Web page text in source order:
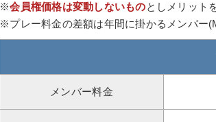
※会員権価格は変動しないものとしメリット
※プレー料金の差額は年間に掛かるメンバー
メンバー料金